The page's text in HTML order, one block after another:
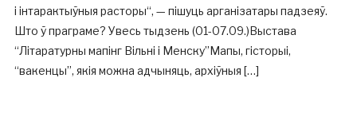
і інтарактыўныя расторы“, — пішуць арганізатары падзеяў.
Што ў праграме? Увесь тыдзень (01-07.09.)Выстава
“Літаратурны мапінг Вільні і Менску”Мапы, гісторыі,
“вакенцы”, якія можна адчыняць, архіўныя […]